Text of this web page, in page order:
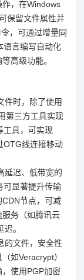
，在Windows
保留文件属性并
，可通过增量同
语言编写自动化
高级功能。
件时，除了使用
第三方工具实现
工具，可实现
OTG线连接移动
延迟、低带宽的
可显著提升传输
节点，可减
务（如腾讯云
。
的文件，安全性
如Veracrypt）
使用PGP加密